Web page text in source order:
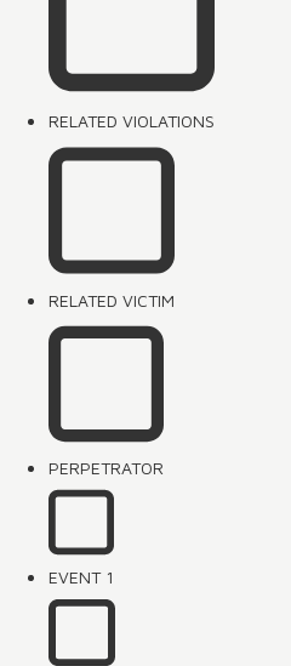
RELATED VIOLATIONS
RELATED VICTIM
PERPETRATOR
EVENT 1